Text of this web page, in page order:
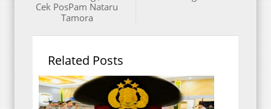
Cek PosPam Nataru
Tamora
Related Posts